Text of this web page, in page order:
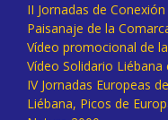
II Jornadas de
Paisanaje de la
Vídeo promocional de
Vídeo Solidario
IV Jornadas Europeas
Liébana, Picos de